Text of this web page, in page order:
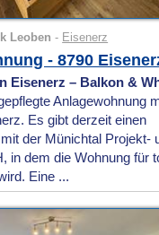
Leoben - Eisenerz
- 8790
Eisenerz – Balkon &
Anlagewohnung
Es gibt derzeit einen
der Münichtal Projekt-
in dem die Wohnung für
Eine ...